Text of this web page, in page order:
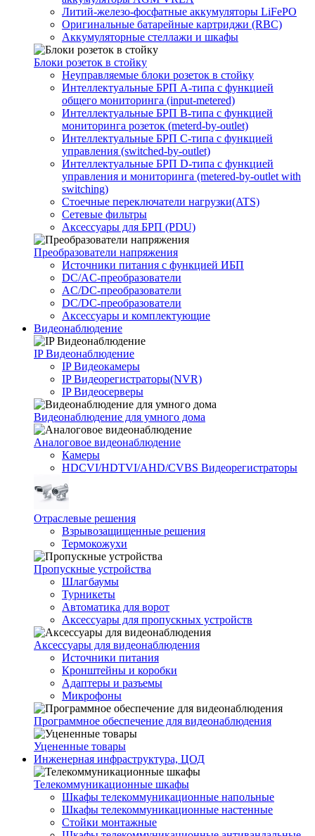
Литий-железо-фосфатные аккумуляторы LiFePO
Оригинальные батарейные картриджи (RBC)
Аккумуляторные стеллажи и шкафы
Блоки розеток в стойку
Неуправляемые блоки розеток в стойку
Интеллектуальные БРП А-типа с функцией
общего мониторинга (input-metered)
Интеллектуальные БРП B-типа с функцией
мониторинга розеток (meterd-by-outlet)
Интеллектуальные БРП C-типа с функцией
управления (switched-by-outlet)
Интеллектуальные БРП D-типа с функцией
управления и мониторинга (metered-by-outlet with
switching)
Стоечные переключатели нагрузки(ATS)
Сетевые фильтры
Аксессуары для БРП (PDU)
Преобразователи напряжения
Источники питания c функцией ИБП
DC/AC-преобразователи
AC/DC-преобразователи
DC/DC-преобразователи
Аксессуары и комплектующие
Видеонаблюдение
IP Видеонаблюдение
IP Видеокамеры
IP Видеорегистраторы(NVR)
IP Видеосерверы
Видеонаблюдение для умного дома
Аналоговое видеонаблюдение
Камеры
HDCVI/HDTVI/AHD/CVBS Видеорегистраторы
Отраслевые решения
Взрывозащищенные решения
Термокожухи
Пропускные устройства
Шлагбаумы
Турникеты
Автоматика для ворот
Аксессуары для пропускных устройств
Аксессуары для видеонаблюдения
Источники питания
Кронштейны и коробки
Адаптеры и разъемы
Микрофоны
Программное обеспечение для видеонаблюдения
Уцененные товары
Инженерная инфраструктура, ЦОД
Телекоммуникационные шкафы
Шкафы телекоммуникационные напольные
Шкафы телекоммуникационные настенные
Стойки монтажные